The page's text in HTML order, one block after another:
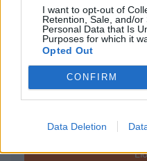
I want to opt-out of
Retention, Sale, and/or
Personal Data that Is
Purposes for which it
Opted Out
CONFIRM
Data Deletion
A keresett cikk a
tartozik, melynek
regisztrációhoz kötött.
Az előfizetés a
Portfolio.hu teljes
Kötéslisták: BÉT